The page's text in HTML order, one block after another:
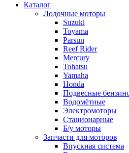
Каталог
Лодочные моторы
Suzuki
Toyama
Parsun
Reef Rider
Mercury
Tohatsu
Yamaha
Honda
Подвесные
Водомётные
Электромоторы
Стационарные
Б/у моторы
Запчасти для моторов
Впускная система